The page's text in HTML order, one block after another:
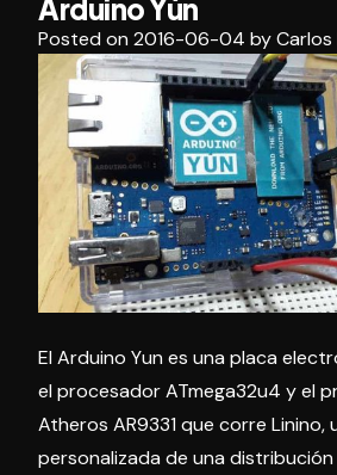
sensores
y
de
IoT
con
robotica,
sensores
y
AI
Arduino Yún
Posted on 2016-06-04 byCarlos
El Arduino Yun es una placa
el procesador ATmega32u4 y el
Atheros AR9331 que corre Linino,
personalizada de una distribución